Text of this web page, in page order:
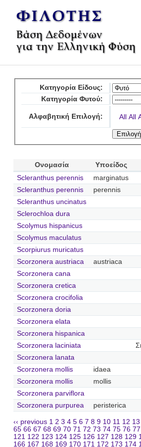
Κατηγορία Είδους:
Κατηγορία Φυτού:
Αλφαβητική Επιλογή: All All
Ονομασία Υποείδος
Scleranthus perennis
marginatus
Scleranthus perennis
perennis
Scleranthus uncinatus
Sclerochloa dura
Scolymus hispanicus
Scolymus maculatus
Scorpiurus muricatus
Scorzonera austriaca
austriaca
Scorzonera cana
Scorzonera cretica
Scorzonera crocifolia
Scorzonera doria
Scorzonera elata
Scorzonera hispanica
Scorzonera laciniata
Scorzonera lanata
Scorzonera mollis
idaea
Scorzonera mollis
mollis
Scorzonera parviflora
Scorzonera purpurea
peristerica
‹‹ previous 1 2 3 4 5 6 7 8 9 10 11 12 13
65 66 67 68 69 70 71 72 73 74 75 76 77
121 122 123 124 125 126 127 128 129
166 167 168 169 170 171 172 173 174